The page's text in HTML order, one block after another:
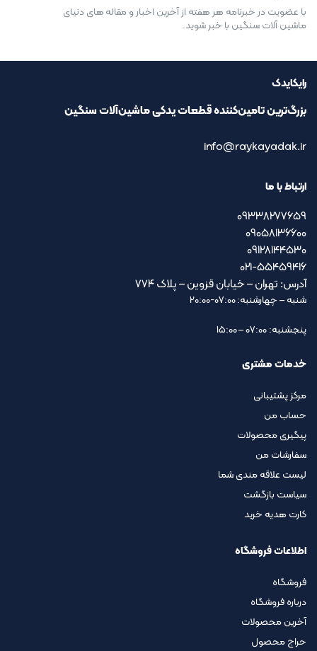
با عضویت در خبرنامه هر هفته از آخرین اخبار و مقاله های دنیای
ماشین آلات سنگین با خبر شوید.
رایکایدک
بزرگ‌ترین تامین‌کننده قطعات یدکی ماشین‌آلات سنگین
info@raykayadak.ir
ارتباط با ما
09338277659
09058136600
09128144530
021-55459416
آدرس: تهران – خیابان قزوین – پلاک ۷۷۴
شنبه – چهارشنبه: 07:00-20:00
پنجشنبه: 07:00 – 15:00
خدمات مشتری
مرکز پشتیبانی
حساب من
پیگیری محصولات
سفارشات من
لیست علاقه مندی شما
سیاست بازگشت
کارت هدیه خرید
اطلاعات فروشگاه
فروشگاه
درباره فروشگاه
آخرین محصولات
حراج محصول